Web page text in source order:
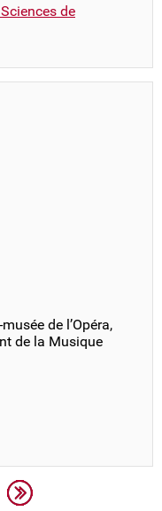
de
de l’Opéra,
de la Musique
suivante
Dernière page